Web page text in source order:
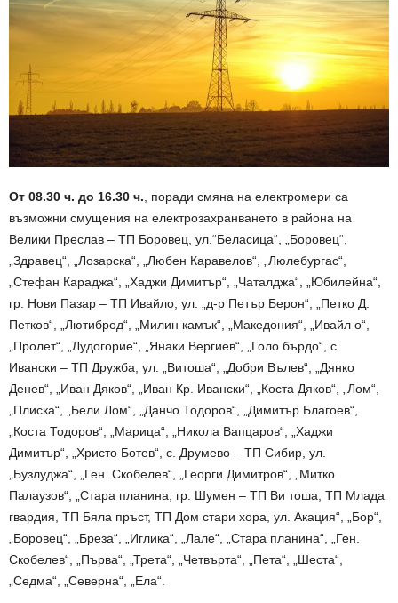
От 08.30 ч. до 16.30 ч. , поради смяна на електромери са
възможни смущения на електрозахранването в района на
Велики Преслав – ТП Боровец, ул.“Беласица“, „Боровец“,
„Здравец“, „Лозарска“, „Любен Каравелов“, „Люлебургас“,
„Стефан Караджа“, „Хаджи Димитър“, „Чаталджа“, „Юбилейна“,
гр. Нови Пазар – ТП Ивайло, ул. „д-р Петър Берон“, „Петко Д.
Петков“, „Лютиброд“, „Милин камък“, „Македония“, „Ивайл о“,
„Пролет“, „Лудогорие“, „Янаки Вергиев“, „Голо бърдо“, с.
Ивански – ТП Дружба, ул. „Витоша“, „Добри Вълев“, „Дянко
Денев“, „Иван Дяков“, „Иван Кр. Ивански“, „Коста Дяков“, „Лом“,
„Плиска“, „Бели Лом“, „Данчо Тодоров“, „Димитър Благоев“,
„Коста Тодоров“, „Марица“, „Никола Вапцаров“, „Хаджи
Димитър“, „Христо Ботев“, с. Друмево – ТП Сибир, ул.
„Бузлуджа“, „Ген. Скобелев“, „Георги Димитров“, „Митко
Палаузов“, „Стара планина, гр. Шумен – ТП Ви тоша, ТП Млада
гвардия, ТП Бяла пръст, ТП Дом стари хора, ул. Акация“, „Бор“,
„Боровец“, „Бреза“, „Иглика“, „Лале“, „Стара планина“, „Ген.
Скобелев“, „Първа“, „Трета“, „Четвърта“, „Пета“, „Шеста“,
„Седма“, „Северна“, „Ела“.